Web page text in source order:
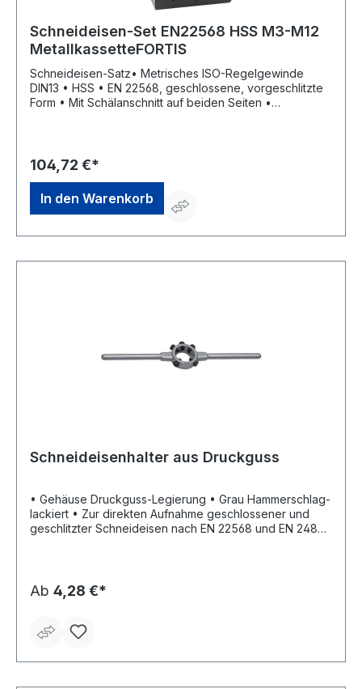
Schneideisen-Set EN22568 HSS M3-M12
MetallkassetteFORTIS
Schneideisen-Satz• Metrisches ISO-Regelgewinde
DIN13 • HSS • EN 22568, geschlossene, vorgeschlitzte
Form • Mit Schälanschnitt auf beiden Seiten •
webkontakt@ede.deInhalt: Je 1 Stück M3; 4; 5; 6; 8; 10;
104,72 €*
In den Warenkorb
Schneideisenhalter aus Druckguss
• Gehäuse Druckguss-Legierung • Grau Hammerschlag-
lackiert • Zur direkten Aufnahme geschlossener und
geschlitzter Schneideisen nach EN 22568 und EN 24801
Ab 4,28 €*